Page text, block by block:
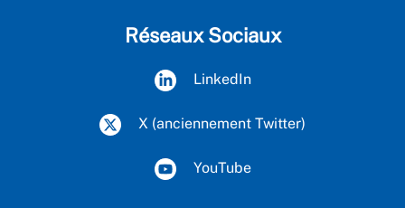
Réseaux Sociaux
LinkedIn
X (anciennement Twitter)
YouTube